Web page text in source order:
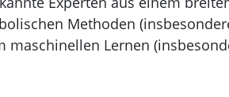
Methoden
maschinellen Lernen